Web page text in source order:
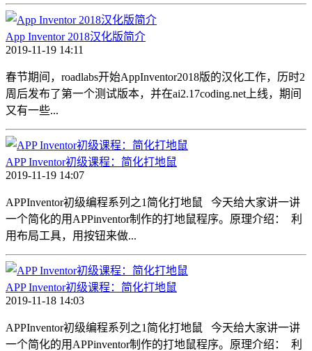
App Inventor 2018汉化版简介
2019-11-19 14:11
春节期间，roadlabs开始AppInventor2018版的汉化工作，历时2
周后发布了第一个测试版本，并在ai2.17coding.net上线，期间
又有一些...
APP Inventor初级课程：简化打地鼠
2019-11-19 14:07
APPInventor初级编程系列之1简化打地鼠 今天给大家讲一讲
一个简化的用APPinventor制作的打地鼠程序。原理介绍： 利
用布局工具，用按钮来做...
APP Inventor初级课程：简化打地鼠
2019-11-18 14:03
APPInventor初级编程系列之1简化打地鼠 今天给大家讲一讲
一个简化的用APPinventor制作的打地鼠程序。原理介绍： 利